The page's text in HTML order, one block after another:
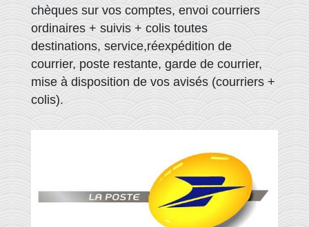
chèques sur vos comptes, envoi courriers
ordinaires + suivis + colis toutes
destinations, service,réexpédition de
courrier, poste restante, garde de courrier,
mise à disposition de vos avisés (courriers +
colis).